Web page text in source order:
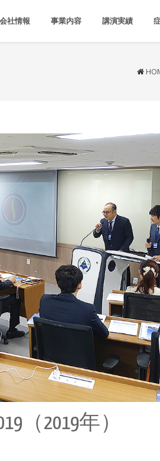
会社情報 事業内容 講演実績
（2019年）